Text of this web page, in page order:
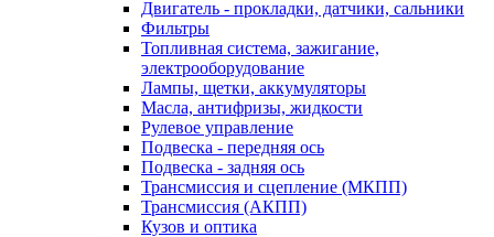
Двигатель - прокладки, датчики, сальники
Фильтры
Топливная система, зажигание,
электрооборудование
Лампы, щетки, аккумуляторы
Масла, антифризы, жидкости
Рулевое управление
Подвеска - передняя ось
Подвеска - задняя ось
Трансмиссия и сцепление (МКПП)
Трансмиссия (АКПП)
Кузов и оптика